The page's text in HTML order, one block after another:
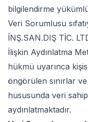
bilgilendirme
Veri Sorumlusu
İNŞ.SAN.DIŞ TİC.
İlişkin Aydınlatma
hükmü uyarınca
öngörülen sınırlar
hususunda veri
aydınlatmaktadır.